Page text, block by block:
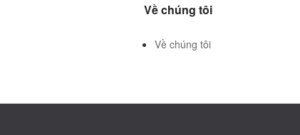
Về chúng tôi
Về chúng tôi